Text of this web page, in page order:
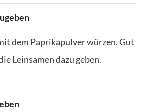
dem Paprikapulver würzen. Gut
Leinsamen dazu geben.